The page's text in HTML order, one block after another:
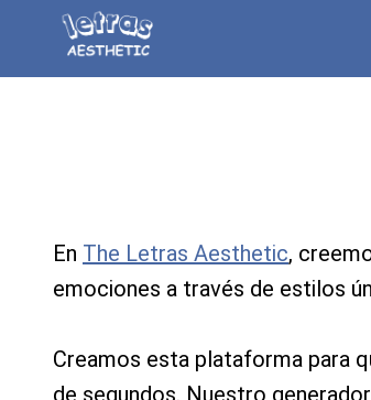
contenido
En The Letras Aesthetic,
emociones a través de estilos
Creamos esta plataforma para
de segundos. Nuestro